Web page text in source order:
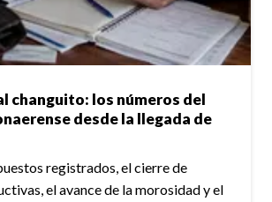
changuito: los números del
desde la llegada de
registrados, el cierre de
el avance de la morosidad y el